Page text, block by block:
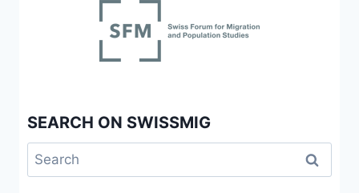
SEARCH ON SWISSMIG
Search
for: